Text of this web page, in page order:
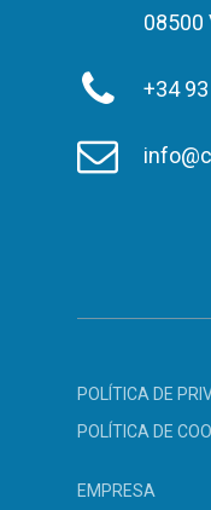
08500
+34
POLÍTICA DE
POLÍTICA DE
EMPRESA